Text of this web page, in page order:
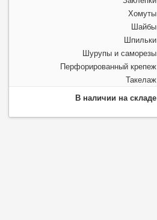
Хомуты
Шайбы
Шпильки
Шурупы и саморезы
Перфорированный крепеж
Такелаж
В наличии на складе